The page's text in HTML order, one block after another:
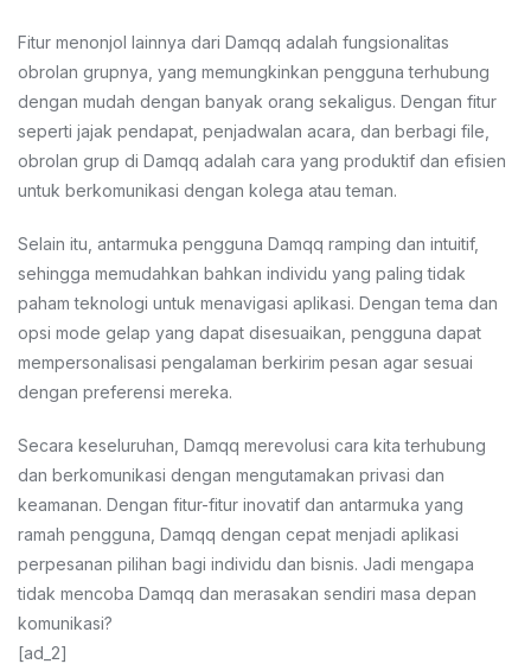
Fitur menonjol lainnya dari Damqq adalah fungsionalitas
obrolan grupnya, yang memungkinkan pengguna terhubung
dengan mudah dengan banyak orang sekaligus. Dengan fitur
seperti jajak pendapat, penjadwalan acara, dan berbagi file,
obrolan grup di Damqq adalah cara yang produktif dan efisien
untuk berkomunikasi dengan kolega atau teman.
Selain itu, antarmuka pengguna Damqq ramping dan intuitif,
sehingga memudahkan bahkan individu yang paling tidak
paham teknologi untuk menavigasi aplikasi. Dengan tema dan
opsi mode gelap yang dapat disesuaikan, pengguna dapat
mempersonalisasi pengalaman berkirim pesan agar sesuai
dengan preferensi mereka.
Secara keseluruhan, Damqq merevolusi cara kita terhubung
dan berkomunikasi dengan mengutamakan privasi dan
keamanan. Dengan fitur-fitur inovatif dan antarmuka yang
ramah pengguna, Damqq dengan cepat menjadi aplikasi
perpesanan pilihan bagi individu dan bisnis. Jadi mengapa
tidak mencoba Damqq dan merasakan sendiri masa depan
komunikasi?
[ad_2]